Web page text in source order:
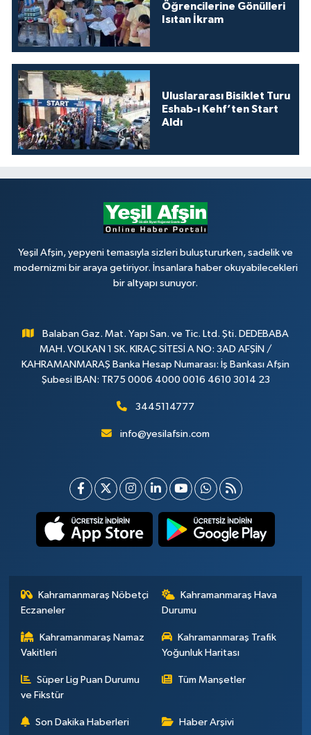
Öğrencilerine Gönülleri
Isıtan İkram
Uluslararası Bisiklet Turu
Eshab-ı Kehf’ten Start
Aldı
Yeşil Afşin, yepyeni temasıyla sizleri buluştururken, sadelik ve
modernizmi bir araya getiriyor. İnsanlara haber okuyabilecekleri
bir altyapı sunuyor.
Balaban Gaz. Mat. Yapı San. ve Tic. Ltd. Şti. DEDEBABA
MAH. VOLKAN 1 SK. KIRAÇ SİTESİ A NO: 3AD AFŞİN /
KAHRAMANMARAŞ Banka Hesap Numarası: İş Bankası Afşin
Şubesi IBAN: TR75 0006 4000 0016 4610 3014 23
3445114777
info@yesilafsin.com
Kahramanmaraş Nöbetçi
Eczaneler
Kahramanmaraş Hava
Durumu
Kahramanmaraş Namaz
Vakitleri
Kahramanmaraş Trafik
Yoğunluk Haritası
Süper Lig Puan Durumu
ve Fikstür
Tüm Manşetler
Son Dakika Haberleri Haber Arşivi